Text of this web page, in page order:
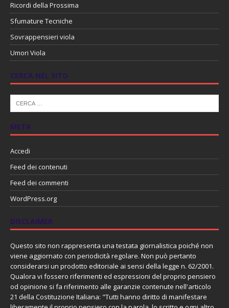
Ricordi della Prossima
Sfumature Tecniche
Sovrappensieri viola
Umori Viola
CERCA NEL SITO
META
Accedi
Feed dei contenuti
Feed dei commenti
WordPress.org
DISCLAIMER
Questo sito non rappresenta una testata giornalistica poiché non
viene aggiornato con periodicità regolare. Non può pertanto
considerarsi un prodotto editoriale ai sensi della legge n. 62/2001.
Qualora vi fossero riferimenti ed espressioni del proprio pensiero
od opinione si fa riferimento alle garanzie contenute nell'articolo
21 della Costituzione Italiana: "Tutti hanno diritto di manifestare